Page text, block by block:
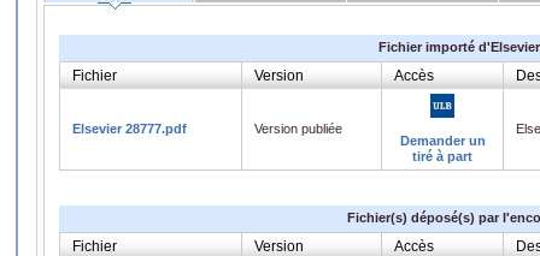
Fichier importé d'Elsevier
Fichier Version Accès
Elsevier 28777.pdf
Version publiée
Demander un
tiré à part
Fichier(s) déposé(s) par
Fichier Version Accès